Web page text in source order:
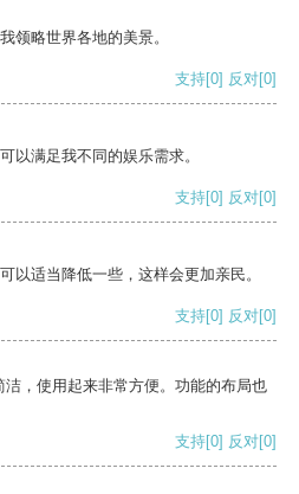
领略世界各地的美景。
支持[0] 反对[0]
以满足我不同的娱乐需求。
支持[0] 反对[0]
以适当降低一些，这样会更加亲民。
支持[0] 反对[0]
，使用起来非常方便。功能的布局也
支持[0] 反对[0]